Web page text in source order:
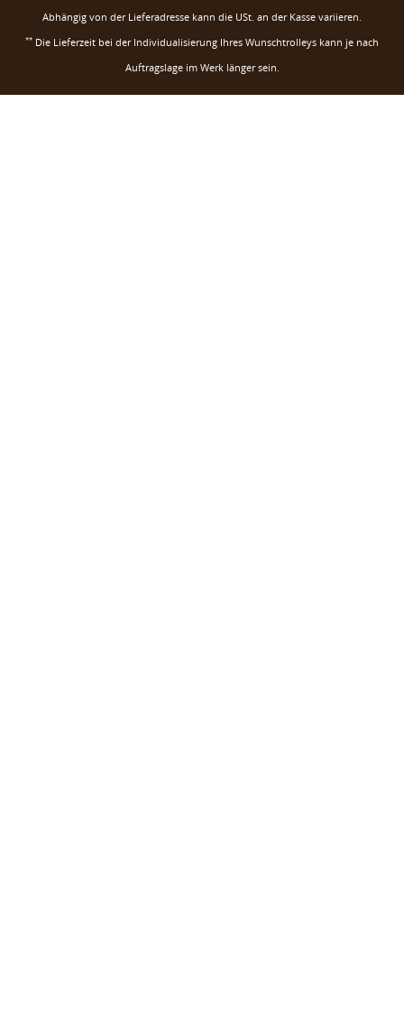
Abhängig von der Lieferadresse kann die USt. an der Kasse variieren.
** Die Lieferzeit bei der Individualisierung Ihres Wunschtrolleys kann je nach
Auftragslage im Werk länger sein.